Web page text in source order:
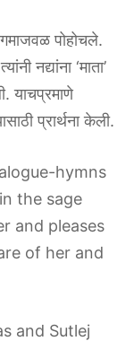
पोहोचले.
नद्यांना ‘माता’
याचप्रमाणे
प्रार्थना केली.
hymns
the sage
and pleases
of her and
and Sutlej